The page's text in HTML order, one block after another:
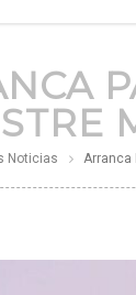
Noticias Arranca